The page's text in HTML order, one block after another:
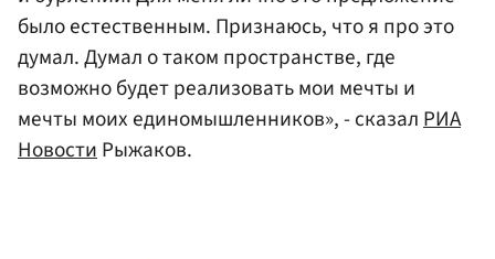
было естественным. Признаюсь, что я про это
думал. Думал о таком пространстве, где
возможно будет реализовать мои мечты и
мечты моих единомышленников», - сказалРИА
НовостиРыжаков.